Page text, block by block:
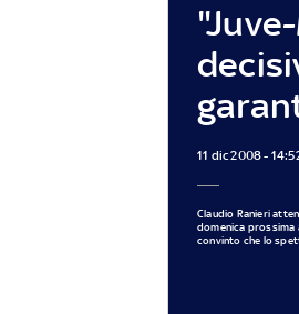
11 dic 2008 -
Claudio Ranieri
domenica prossima
convinto che lo